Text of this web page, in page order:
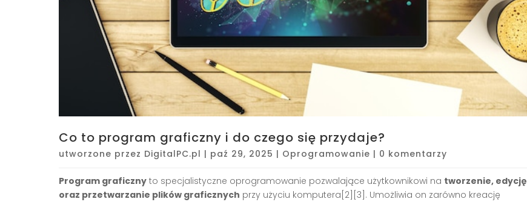
Co to program graficzny i do czego się przydaje?
utworzone przez DigitalPC.pl | paź 29, 2025 | Oprogramowanie | 0 komentarzy
Program graficzny to specjalistyczne oprogramowanie pozwalające użytkownikowi na tworzenie, edycję
oraz przetwarzanie plików graficznych przy użyciu komputera[2][3]. Umożliwia on zarówno kreację